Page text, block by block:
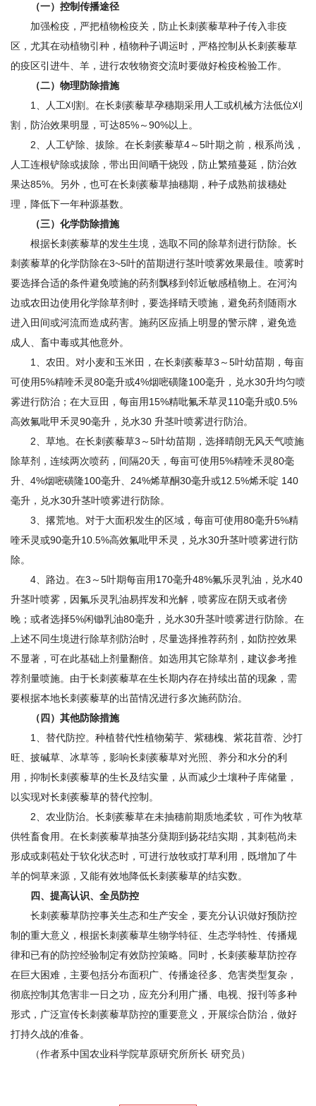
（一）控制传播途径
加强检疫，严把植物检疫关，防止长刺蒺藜草种子传入非疫
区，尤其在动植物引种，植物种子调运时，严格控制从长刺蒺藜草
的疫区引进牛、羊，进行农牧物资交流时要做好检疫检验工作。
（二）物理防除措施
1、人工刈割。在长刺蒺藜草孕穗期采用人工或机械方法低位刈
割，防治效果明显，可达85%～90%以上。
2、人工铲除、拔除。在长刺蒺藜草4～5叶期之前，根系尚浅，
人工连根铲除或拔除，带出田间晒干烧毁，防止繁殖蔓延，防治效
果达85%。另外，也可在长刺蒺藜草抽穗期，种子成熟前拔穗处
理，降低下一年种源基数。
（三）化学防除措施
根据长刺蒺藜草的发生生境，选取不同的除草剂进行防除。长
刺蒺藜草的化学防除在3~5叶的苗期进行茎叶喷雾效果最佳。喷雾时
要选择合适的条件避免喷施的药剂飘移到邻近敏感植物上。在河沟
边或农田边使用化学除草剂时，要选择晴天喷施，避免药剂随雨水
进入田间或河流而造成药害。施药区应插上明显的警示牌，避免造
成人、畜中毒或其他意外。
1、农田。对小麦和玉米田，在长刺蒺藜草3～5叶幼苗期，每亩
可使用5%精喹禾灵80毫升或4%烟嘧磺隆100毫升，兑水30升均匀喷
雾进行防治；在大豆田，每亩用15%精吡氟禾草灵110毫升或0.5%
高效氟吡甲禾灵90毫升，兑水30 升茎叶喷雾进行防治。
2、草地。在长刺蒺藜草3～5叶幼苗期，选择晴朗无风天气喷施
除草剂，连续两次喷药，间隔20天，每亩可使用5%精喹禾灵80毫
升、4%烟嘧磺隆100毫升、24%烯草酮30毫升或12.5%烯禾啶 140
毫升，兑水30升茎叶喷雾进行防除。
3、撂荒地。对于大面积发生的区域，每亩可使用80毫升5%精
喹禾灵或90毫升10.5%高效氟吡甲禾灵，兑水30升茎叶喷雾进行防
除。
4、路边。在3～5叶期每亩用170毫升48%氟乐灵乳油，兑水40
升茎叶喷雾，因氟乐灵乳油易挥发和光解，喷雾应在阴天或者傍
晚；或者选择5%闲锄乳油80毫升，兑水30升茎叶喷雾进行防除。在
上述不同生境进行除草剂防治时，尽量选择推荐药剂，如防控效果
不显著，可在此基础上剂量翻倍。如选用其它除草剂，建议参考推
荐剂量喷施。由于长刺蒺藜草在生长期内存在持续出苗的现象，需
要根据本地长刺蒺藜草的出苗情况进行多次施药防治。
（四）其他防除措施
1、替代防控。种植替代性植物菊芋、紫穗槐、紫花苜蓿、沙打
旺、披碱草、冰草等，影响长刺蒺藜草对光照、养分和水分的利
用，抑制长刺蒺藜草的生长及结实量，从而减少土壤种子库储量，
以实现对长刺蒺藜草的替代控制。
2、农业防治。长刺蒺藜草在未抽穗前期质地柔软，可作为牧草
供牲畜食用。在长刺蒺藜草抽茎分蘖期到扬花结实期，其刺苞尚未
形成或刺苞处于软化状态时，可进行放牧或打草利用，既增加了牛
羊的饲草来源，又能有效地降低长刺蒺藜草的结实数。
四、提高认识、全员防控
长刺蒺藜草防控事关生态和生产安全，要充分认识做好预防控
制的重大意义，根据长刺蒺藜草生物学特征、生态学特性、传播规
律和已有的防控经验制定有效防控策略。同时，长刺蒺藜草防控存
在巨大困难，主要包括分布面积广、传播途径多、危害类型复杂，
彻底控制其危害非一日之功，应充分利用广播、电视、报刊等多种
形式，广泛宣传长刺蒺藜草防控的重要意义，开展综合防治，做好
打持久战的准备。
（作者系中国农业科学院草原研究所所长 研究员）